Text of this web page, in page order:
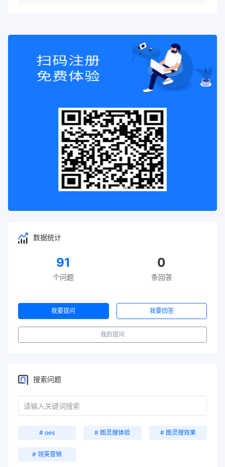
数据统计
91
个问题
0
条回答
我要提问 我要回答
我的提问
搜索问题
# oes # 图灵搜体验 # 图灵搜效果
# 领英营销